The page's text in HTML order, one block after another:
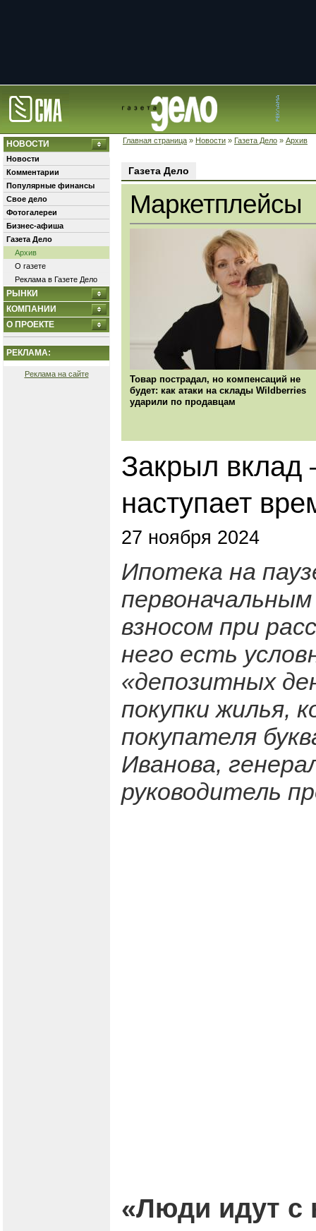
Главная страница » Новости » Газета Дело » Архив
НОВОСТИ
Новости
Комментарии
Популярные финансы
Свое дело
Фотогалереи
Бизнес-афиша
Газета Дело
Архив
О газете
Реклама в Газете Дело
РЫНКИ
КОМПАНИИ
О ПРОЕКТЕ
РЕКЛАМА:
Реклама на сайте
Газета Дело
Маркетплейсы
Товар пострадал, но компенсаций не
будет: как атаки на склады Wildberries
ударили по продавцам
Закрыл вклад
наступает
27 ноября 2024
Ипотека на
взносом при
него есть
«депозитных
покупки жилья,
покупателя
Иванова,
руководитель
«Люди идут с